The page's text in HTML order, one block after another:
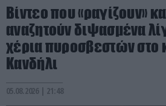
Βίντεο που «ραγίζουν»
αναζητούν διψασμένα
χέρια πυροσβεστών στο
Κανδήλι
05.08.2026 | 21:48